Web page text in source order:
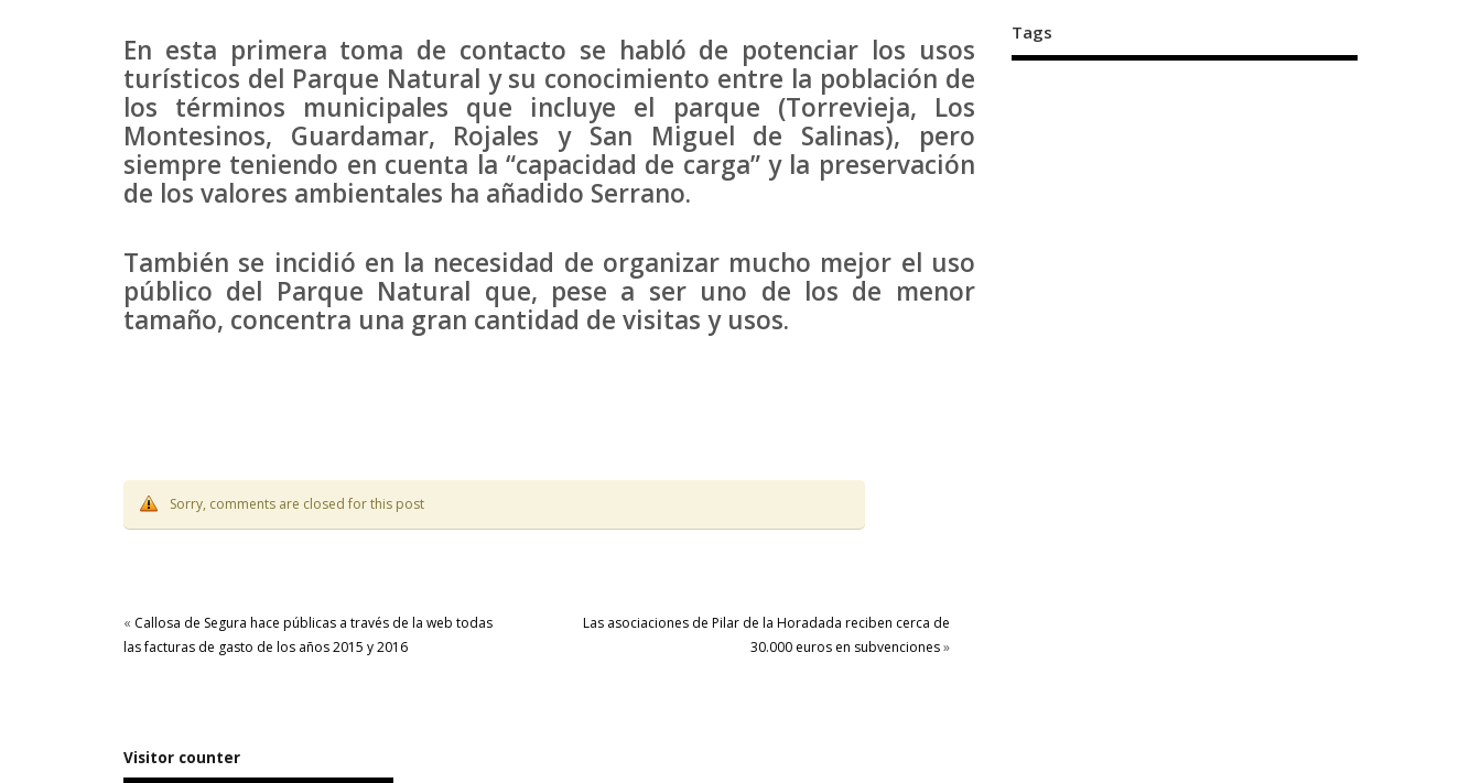
En esta primera toma de contacto se habló de potenciar los usos
turísticos del Parque Natural y su conocimiento entre la población de
los términos municipales que incluye el parque (Torrevieja, Los
Montesinos, Guardamar, Rojales y San Miguel de Salinas), pero
siempre teniendo en cuenta la “capacidad de carga” y la preservación
de los valores ambientales ha añadido Serrano.
También se incidió en la necesidad de organizar mucho mejor el uso
público del Parque Natural que, pese a ser uno de los de menor
tamaño, concentra una gran cantidad de visitas y usos.
Sorry, comments are closed for this post
« Callosa de Segura hace públicas a través de la web todas
las facturas de gasto de los años 2015 y 2016
Las asociaciones de Pilar de la Horadada reciben cerca de
30.000 euros en subvenciones»
Tags
Visitor counter